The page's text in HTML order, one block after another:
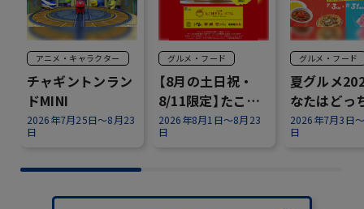
アニメ・キャラクター
チャギントンラン
ドMINI
2026年7月25日～8月23
日
グルメ・フード
【8月の土日祝・
8/11限定】たこ焼
き×チャギントン
✨
2026年8月1日～8月23
日
グルメ・フード
夏グルメ
なたはどっ
ぶ？『Hot
Cool』～
2026年7月3日
日